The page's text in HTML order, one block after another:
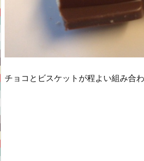
チョコとビスケットが程よい組み合